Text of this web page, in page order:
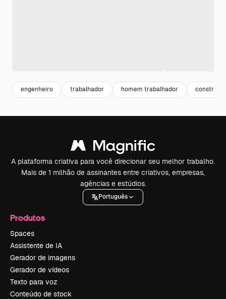
engenheiro trabalhador homem trabalhador
A plataforma criativa para você direcionar seu melhor trabalho.
Mais de 1 milhão de assinantes entre criativos, empresas,
agências e estúdios.
Português
Produtos
Spaces
Assistente de IA
Gerador de imagens
Gerador de vídeos
Texto para voz
Conteúdo de stock